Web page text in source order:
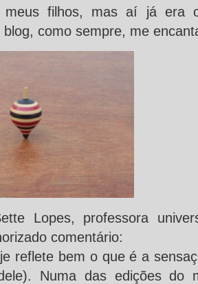
meus filhos, mas aí já era
como sempre, me
Lopes, professora
comentário:
reflete bem o que é a
Numa das edições do